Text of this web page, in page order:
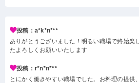
投稿：a*k*n***
ありがとうございました！明るい職場で終始
たよろしくお願いいたします
投稿：r*n*n***
とにかく働きやすい職場でした。お料理の提